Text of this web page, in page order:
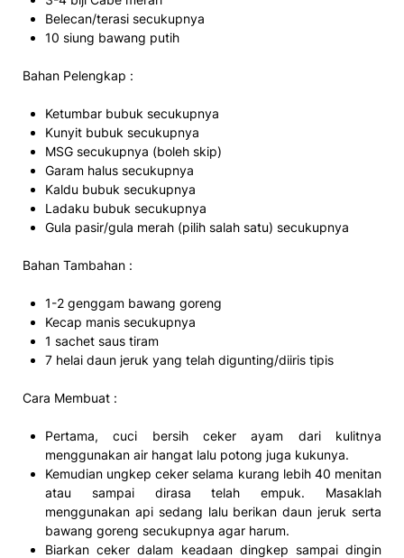
Belecan/terasi secukupnya
10 siung bawang putih
Bahan Pelengkap :
Ketumbar bubuk secukupnya
Kunyit bubuk secukupnya
MSG secukupnya (boleh skip)
Garam halus secukupnya
Kaldu bubuk secukupnya
Ladaku bubuk secukupnya
Gula pasir/gula merah (pilih salah satu) secukupnya
Bahan Tambahan :
1-2 genggam bawang goreng
Kecap manis secukupnya
1 sachet saus tiram
7 helai daun jeruk yang telah digunting/diiris tipis
Cara Membuat :
Pertama, cuci bersih ceker ayam dari kulitnya
menggunakan air hangat lalu potong juga kukunya.
Kemudian ungkep ceker selama kurang lebih 40 menitan
atau sampai dirasa telah empuk. Masaklah
menggunakan api sedang lalu berikan daun jeruk serta
bawang goreng secukupnya agar harum.
Biarkan ceker dalam keadaan dingkep sampai dingin